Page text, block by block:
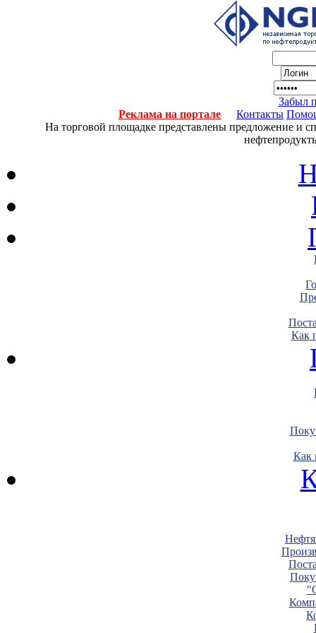
Забыл
Реклама на портале
Контакты
На торговой площадке представлены предложение и
Как
Как